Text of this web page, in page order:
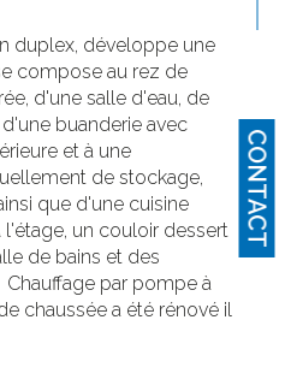
CONTACT
duplex, développe une
compose au rez de
d'une salle d'eau, de
buanderie avec
et à une
de stockage,
que d'une cuisine
un couloir dessert
de bains et des
Chauffage par pompe à
chaussée a été rénové il